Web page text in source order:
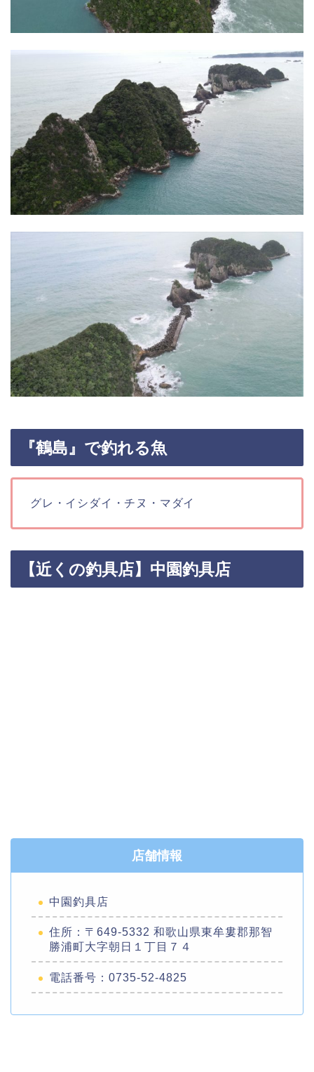
『鶴島』で釣れる魚
グレ・イシダイ・チヌ・マダイ
【近くの釣具店】中園釣具店
店舗情報
中園釣具店
住所：〒649-5332 和歌山県東牟婁郡那智
勝浦町大字朝日１丁目７４
電話番号：0735-52-4825